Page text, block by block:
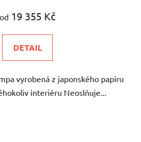
od 19 355 Kč
DETAIL
vyrobená z japonského papíru
interiéru Neoslňuje...